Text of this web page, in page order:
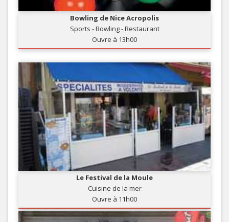
Bowling de Nice Acropolis
Sports - Bowling - Restaurant
Ouvre à 13h00
Le Festival de la Moule
Cuisine de la mer
Ouvre à 11h00